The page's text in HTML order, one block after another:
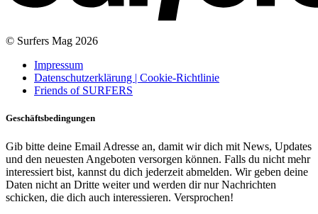
© Surfers Mag 2026
Impressum
Datenschutzerklärung | Cookie-Richtlinie
Friends of SURFERS
Geschäftsbedingungen
Gib bitte deine Email Adresse an, damit wir dich mit News, Updates
und den neuesten Angeboten versorgen können. Falls du nicht mehr
interessiert bist, kannst du dich jederzeit abmelden. Wir geben deine
Daten nicht an Dritte weiter und werden dir nur Nachrichten
schicken, die dich auch interessieren. Versprochen!